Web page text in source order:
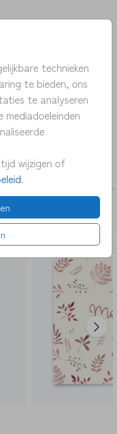
technieken
te bieden, ons
te analyseren
mediadoeleinden
wijzigen of
.
slaapkamertje.
met een tapijt,
en de maan. Pas
de designtoop en
OOK